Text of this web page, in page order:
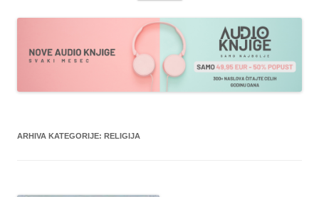
sadržaja
ARHIVA KATEGORIJE: RELIGIJA